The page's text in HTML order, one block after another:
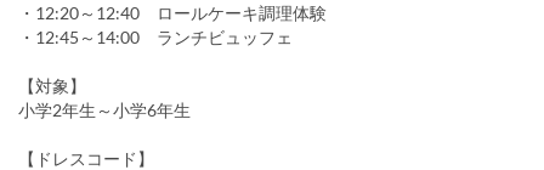
・12:20～12:40 ロールケーキ調理体験
・12:45～14:00 ランチビュッフェ
【対象】
小学2年生～小学6年生
【ドレスコード】